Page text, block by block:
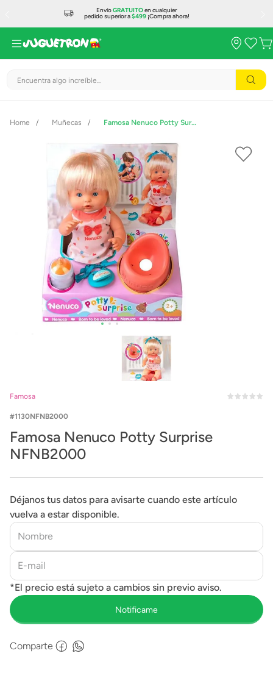
EnvíoGRATUITOen cualquier
pedido superior a$499¡Compra ahora!
Encuentra algo increíble...
Muñecas Famosa Nenuco Potty Surprise NFNB2000
Famosa
1130NFNB2000
Famosa Nenuco Potty Surprise
NFNB2000
Déjanos tus datos para avisarte cuando este artículo
vuelva a estar disponible.
Comparte